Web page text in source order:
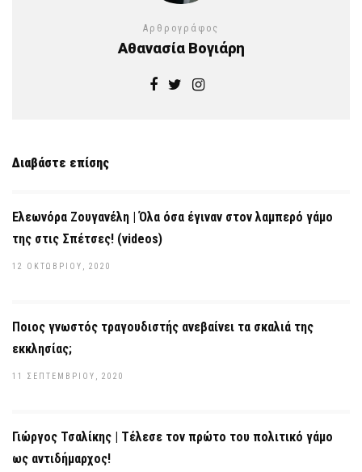
Αρθρογράφος
Αθανασία Βογιάρη
Διαβάστε επίσης
Ελεωνόρα Ζουγανέλη | Όλα όσα έγιναν στον λαμπερό γάμο
της στις Σπέτσες! (videos)
12 ΟΚΤΩΒΡΊΟΥ, 2020
Ποιος γνωστός τραγουδιστής ανεβαίνει τα σκαλιά της
εκκλησίας;
11 ΣΕΠΤΕΜΒΡΊΟΥ, 2020
Γιώργος Τσαλίκης | Τέλεσε τον πρώτο του πολιτικό γάμο
ως αντιδήμαρχος!